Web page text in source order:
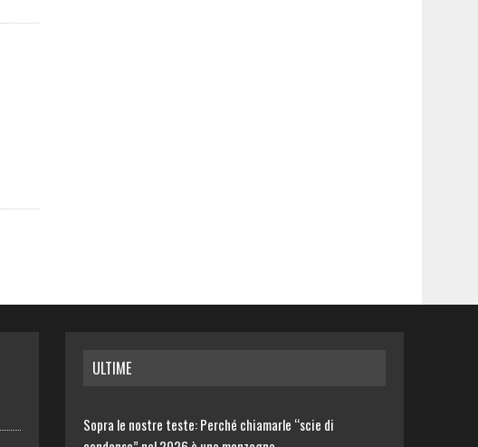
ULTIME
Sopra le nostre teste: Perché chiamarle “scie di